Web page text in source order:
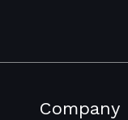
Company